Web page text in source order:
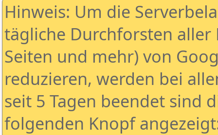
Hinweis: Um die
tägliche Durchforsten aller
Seiten und mehr) von
reduzieren, werden bei
seit 5 Tagen beendet sind
folgenden Knopf